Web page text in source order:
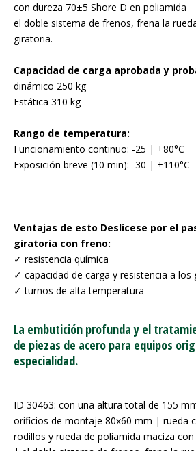
con dureza 70±5 Shore D en poliamida
el doble sistema de frenos, frena la
giratoria.
Capacidad de carga aprobada y
dinámico 250 kg
Estática 310 kg
Rango de temperatura:
Funcionamiento continuo: -25 | +80°C
Exposición breve (10 min): -30 | +110°C
Ventajas de esto Deslícese por el
giratoria con freno:
✓ resistencia química
✓ capacidad de carga y resistencia a los
✓ turnos de alta temperatura
La embutición profunda y el
de piezas de acero para equipos
especialidad.
ID 30463: con una altura total de 155
orificios de montaje 80x60 mm | rueda
rodillos y rueda de poliamida maciza